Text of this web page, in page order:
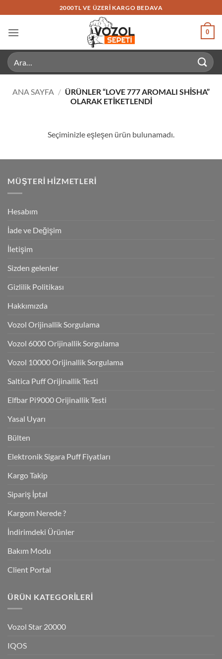
atla
2000TL VE ÜZERI KARGO BEDAVA
0
Ara:
ANA SAYFA / ÜRÜNLER “LOVE 777 AROMALI SHISHA”
OLARAK ETIKETLENDI
Seçiminizle eşleşen ürün bulunamadı.
MÜŞTERI HIZMETLERI
Hesabım
İade ve Değişim
İletişim
Sizden gelenler
Gizlilik Politikası
Hakkımızda
Vozol Orijinallik Sorgulama
Vozol 6000 Orijinallik Sorgulama
Vozol 10000 Orijinallik Sorgulama
Saltica Puff Orijinallik Testi
Elfbar Pi9000 Orijinallik Testi
Yasal Uyarı
Bülten
Elektronik Sigara Puff Fiyatları
Kargo Takip
Sipariş İptal
Kargom Nerede ?
İndirimdeki Ürünler
Bakım Modu
Client Portal
ÜRÜN KATEGORILERI
Vozol Star 20000
IQOS